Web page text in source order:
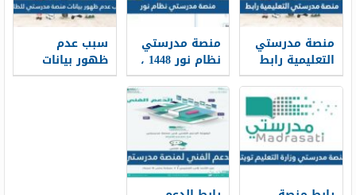
منصة مدرستي
التعليمية رابط
دخول مباشر
1448
منصة مدرستي
نظام نور 1448 ،
شرح تسجيل
دخول منصة
مدرستي عبر
نظام نور
سبب عدم
ظهور بيانات
منصة مدرستي